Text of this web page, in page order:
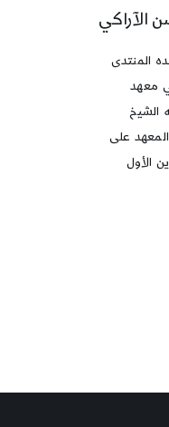
الآراكي
المنتدى
معهد
الشيخ
على
28 تشرين الأول